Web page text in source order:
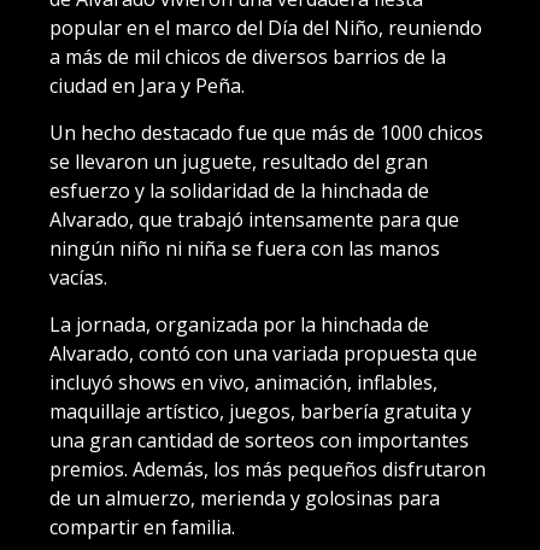
popular en el marco del Día del Niño, reuniendo
a más de mil chicos de diversos barrios de la
ciudad en Jara y Peña.
Un hecho destacado fue que más de 1000 chicos
se llevaron un juguete, resultado del gran
esfuerzo y la solidaridad de la hinchada de
Alvarado, que trabajó intensamente para que
ningún niño ni niña se fuera con las manos
vacías.
La jornada, organizada por la hinchada de
Alvarado, contó con una variada propuesta que
incluyó shows en vivo, animación, inflables,
maquillaje artístico, juegos, barbería gratuita y
una gran cantidad de sorteos con importantes
premios. Además, los más pequeños disfrutaron
de un almuerzo, merienda y golosinas para
compartir en familia.